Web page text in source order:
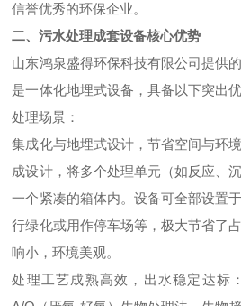
信誉优秀的环保企业。
二、污水处理成套设备核心优势
山东鸿泉盛得环保科技有限公司提供
是一体化地埋式设备，具备以下突出
处理场景：
集成化与地埋式设计，节省空间与环
成设计，将多个处理单元（如反应、
一个紧凑的箱体内。设备可全部设置
行绿化或用作停车场等，极大节省了
响小，环境美观。
处理工艺成熟高效，出水稳定达标